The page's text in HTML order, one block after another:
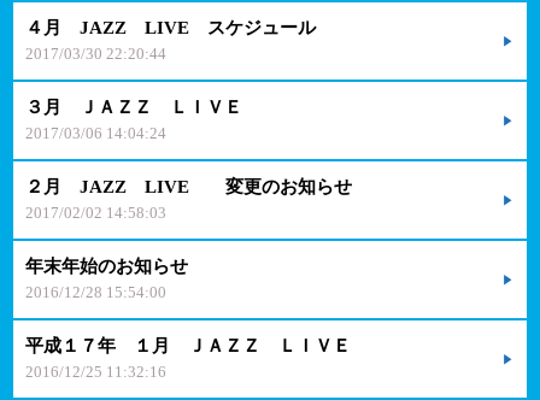
４月 JAZZ LIVE スケジュール
2017/03/30 22:20:44
３月 ＪＡＺＺ ＬＩＶＥ
2017/03/06 14:04:24
２月 JAZZ LIVE 変更のお知らせ
2017/02/02 14:58:03
年末年始のお知らせ
2016/12/28 15:54:00
平成１７年 １月 ＪＡＺＺ ＬＩＶＥ
2016/12/25 11:32:16